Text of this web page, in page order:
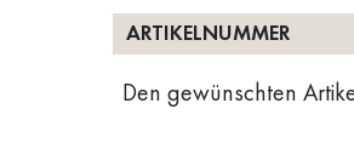
ARTIKELNUMMER
Den gewünschten